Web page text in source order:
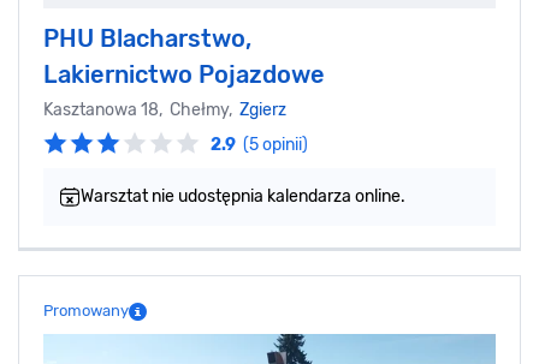
PHU Blacharstwo,
Lakiernictwo Pojazdowe
Kasztanowa 18, Chełmy, Zgierz
2.9 (5 opinii)
Warsztat nie udostępnia kalendarza online.
Promowany